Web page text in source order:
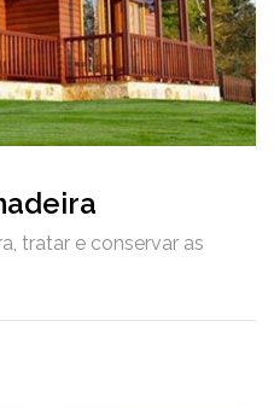
tratar e conservar as